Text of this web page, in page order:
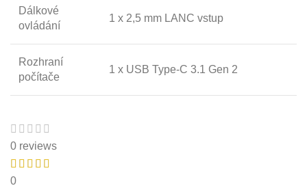
Dálkové
ovládání
1 x 2,5 mm LANC vstup
Rozhraní
počítače
1 x USB Type-C 3.1 Gen 2
0 reviews
0